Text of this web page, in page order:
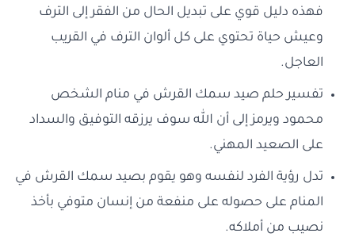
فهذه دليل قوي على تبديل الحال من الفقر إلى الترف
وعيش حياة تحتوي على كل ألوان الترف في القريب
العاجل.
تفسير حلم صيد سمك القرش في منام الشخص
محمود ويرمز إلى أن الله سوف يرزقه التوفيق والسداد
على الصعيد المهني.
تدل رؤية الفرد لنفسه وهو يقوم بصيد سمك القرش في
المنام على حصوله على منفعة من إنسان متوفي بأخذ
نصيب من أملاكه.